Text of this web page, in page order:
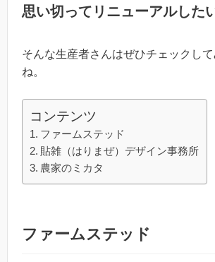
思い切ってリニューアルした
そんな生産者さんはぜひチェックし
ね。
コンテンツ
ファームステッド
貼雑（はりまぜ）デザイン事務所
農家のミカタ
ファームステッド